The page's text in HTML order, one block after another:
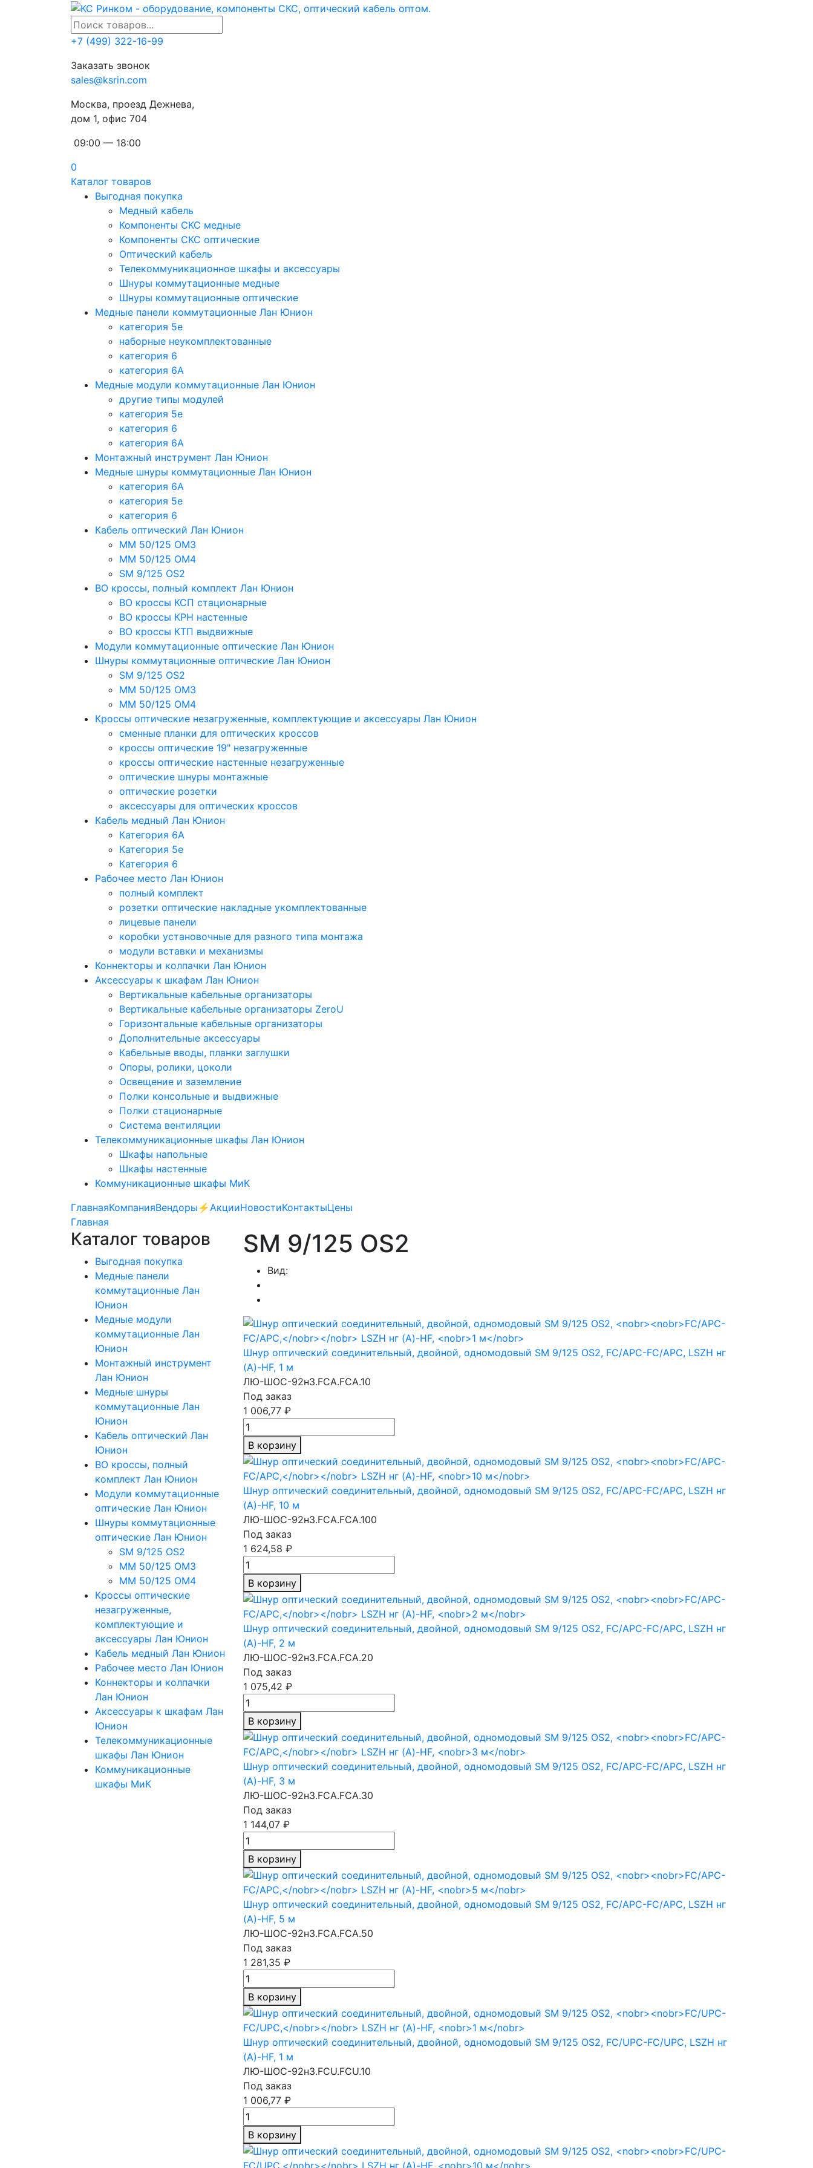
+7 (499) 322-16-99
Заказать звонок
sales@ksrin.com
Москва, проезд Дежнева,
дом 1, офис 704
09:00 — 18:00
0
Каталог товаров
Выгодная покупка
Медный кабель
Компоненты СКС медные
Компоненты СКС оптические
Оптический кабель
Телекоммуникационное шкафы и аксессуары
Шнуры коммутационные медные
Шнуры коммутационные оптические
Медные панели коммутационные Лан Юнион
категория 5e
наборные неукомплектованные
категория 6
категория 6A
Медные модули коммутационные Лан Юнион
другие типы модулей
категория 5е
категория 6
категория 6A
Монтажный инструмент Лан Юнион
Медные шнуры коммутационные Лан Юнион
категория 6A
категория 5e
категория 6
Кабель оптический Лан Юнион
MM 50/125 OM3
MM 50/125 OM4
SM 9/125 OS2
ВО кроссы, полный комплект Лан Юнион
ВО кроссы КСП стационарные
ВО кроссы КРН настенные
ВО кроссы КТП выдвижные
Модули коммутационные оптические Лан Юнион
Шнуры коммутационные оптические Лан Юнион
SM 9/125 OS2
MM 50/125 OM3
MM 50/125 OM4
Кроссы оптические незагруженные, комплектующие и аксессуары Лан Юнион
сменные планки для оптических кроссов
кроссы оптические 19" незагруженные
кроссы оптические настенные незагруженные
оптические шнуры монтажные
оптические розетки
аксессуары для оптических кроссов
Кабель медный Лан Юнион
Категория 6A
Категория 5e
Категория 6
Рабочее место Лан Юнион
полный комплект
розетки оптические накладные укомплектованные
лицевые панели
коробки установочные для разного типа монтажа
модули вставки и механизмы
Коннекторы и колпачки Лан Юнион
Аксессуары к шкафам Лан Юнион
Вертикальные кабельные организаторы
Вертикальные кабельные организаторы ZeroU
Горизонтальные кабельные организаторы
Дополнительные аксессуары
Кабельные вводы, планки заглушки
Опоры, ролики, цоколи
Освещение и заземление
Полки консольные и выдвижные
Полки стационарные
Система вентиляции
Телекоммуникационные шкафы Лан Юнион
Шкафы напольные
Шкафы настенные
Коммуникационные шкафы МиК
ГлавнаяКомпанияВендоры ⚡️АкцииНовостиКонтактыЦены
Главная
Каталог товаров
Выгодная покупка
Медные панели
коммутационные Лан
Юнион
Медные модули
коммутационные Лан
Юнион
Монтажный инструмент
Лан Юнион
Медные шнуры
коммутационные Лан
Юнион
Кабель оптический Лан
Юнион
ВО кроссы, полный
комплект Лан Юнион
Модули коммутационные
оптические Лан Юнион
Шнуры коммутационные
оптические Лан Юнион
SM 9/125 OS2
MM 50/125 OM3
MM 50/125 OM4
Кроссы оптические
незагруженные,
комплектующие и
аксессуары Лан Юнион
Кабель медный Лан Юнион
Рабочее место Лан Юнион
Коннекторы и колпачки
Лан Юнион
Аксессуары к шкафам Лан
Юнион
Телекоммуникационные
шкафы Лан Юнион
Коммуникационные
шкафы МиК
SM 9/125 OS2
Вид:
Шнур оптический соединительный, двойной, одномодовый SM 9/125 OS2, FC/APC-FC/APC, LSZH нг
(A)-HF, 1 м
ЛЮ-ШОС-92н3.FCA.FCA.10
Под заказ
1 006,77 ₽
В корзину
Шнур оптический соединительный, двойной, одномодовый SM 9/125 OS2, FC/APC-FC/APC, LSZH нг
(A)-HF, 10 м
ЛЮ-ШОС-92н3.FCA.FCA.100
Под заказ
1 624,58 ₽
В корзину
Шнур оптический соединительный, двойной, одномодовый SM 9/125 OS2, FC/APC-FC/APC, LSZH нг
(A)-HF, 2 м
ЛЮ-ШОС-92н3.FCA.FCA.20
Под заказ
1 075,42 ₽
В корзину
Шнур оптический соединительный, двойной, одномодовый SM 9/125 OS2, FC/APC-FC/APC, LSZH нг
(A)-HF, 3 м
ЛЮ-ШОС-92н3.FCA.FCA.30
Под заказ
1 144,07 ₽
В корзину
Шнур оптический соединительный, двойной, одномодовый SM 9/125 OS2, FC/APC-FC/APC, LSZH нг
(A)-HF, 5 м
ЛЮ-ШОС-92н3.FCA.FCA.50
Под заказ
1 281,35 ₽
В корзину
Шнур оптический соединительный, двойной, одномодовый SM 9/125 OS2, FC/UPC-FC/UPC, LSZH нг
(A)-HF, 1 м
ЛЮ-ШОС-92н3.FCU.FCU.10
Под заказ
1 006,77 ₽
В корзину